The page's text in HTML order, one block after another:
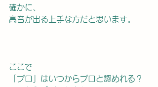
確かに、
高音が出る上手な方だと思います。
ここで
「プロ」はいつからプロと認めれる？